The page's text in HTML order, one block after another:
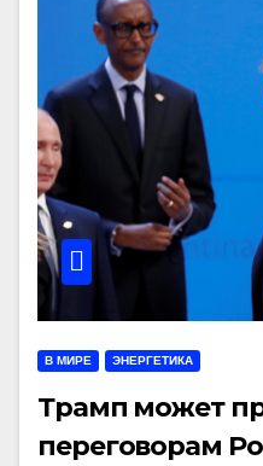
В МИРЕ ЭНЕРГЕТИКА
Трамп может
переговорам